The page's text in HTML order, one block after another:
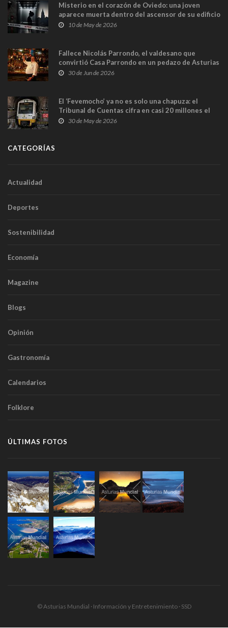
Misterio en el corazón de Oviedo: una joven
aparece muerta dentro del ascensor de su edificio
y las cámaras captan sus últimos minutos
10 de May de 2026
Fallece Nicolás Parrondo, el valdesano que
convirtió Casa Parrondo en un pedazo de Asturias
en Madrid
30 de Jun de 2026
El ‘Fevemocho’ ya no es solo una chapuza: el
Tribunal de Cuentas cifra en casi 20 millones el
sobrecoste de los trenes que no cabían por los
30 de May de 2026
CATEGORÍAS
Actualidad
Deportes
Sostenibilidad
Economía
Magazine
Blogs
Opinión
Gastronomía
Calendarios
Folklore
ÚLTIMAS FOTOS
© Asturias Mundial · Información y Entretenimiento · SSD